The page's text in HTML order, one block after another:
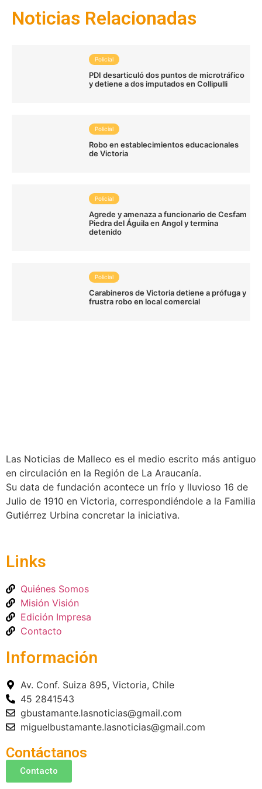
Noticias Relacionadas
Policial
PDI desarticuló dos puntos de microtráfico
y detiene a dos imputados en Collipulli
Policial
Robo en establecimientos educacionales
de Victoria
Policial
Agrede y amenaza a funcionario de Cesfam
Piedra del Águila en Angol y termina
detenido
Policial
Carabineros de Victoria detiene a prófuga y
frustra robo en local comercial
Las Noticias de Malleco es el medio escrito más antiguo
en circulación en la Región de La Araucanía.
Su data de fundación acontece un frío y lluvioso 16 de
Julio de 1910 en Victoria, correspondiéndole a la Familia
Gutiérrez Urbina concretar la iniciativa.
Links
Quiénes Somos
Misión Visión
Edición Impresa
Contacto
Información
Av. Conf. Suiza 895, Victoria, Chile
45 2841543
gbustamante.lasnoticias@gmail.com
miguelbustamante.lasnoticias@gmail.com
Contáctanos
Contacto